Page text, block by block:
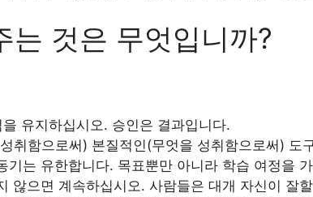
는 것은 무엇입니까?
유지하십시오. 승인은 결과입니다.
취함으로써) 본질적인(무엇을 성취함으로써) 도
기는 유한합니다. 목표뿐만 아니라 학습 여정을
않으면 계속하십시오. 사람들은 대개 자신이 잘